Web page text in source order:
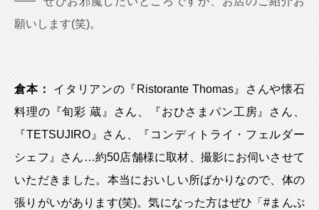
願いします(笑)。
倉本：
イタリアンの『Ristorante Thomas』さんや懐石
料理の『旬彩 蔵』さん、『おひさまパン工房』さん、
『TETSUJIRO』さん、『コンディトライ・フェルダー
シェフ』さん…約50店舗様に取材、撮影にお伺いさせて
いただきました。本当においしい所ばかりなので、体の
張りがいがあります(笑)。気になった方はぜひ「#まんぷ